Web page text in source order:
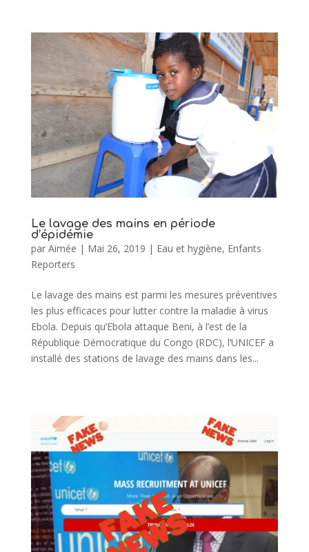
Le lavage des mains en période
d’épidémie
par Aimée | Mai 26, 2019 | Eau et hygiène, Enfants
Reporters
Le lavage des mains est parmi les mesures préventives
les plus efficaces pour lutter contre la maladie à virus
Ebola. Depuis qu’Ebola attaque Beni, à l’est de la
République Démocratique du Congo (RDC), l’UNICEF a
installé des stations de lavage des mains dans les...